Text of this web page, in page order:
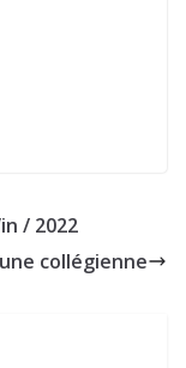
/ 2022
collégienne